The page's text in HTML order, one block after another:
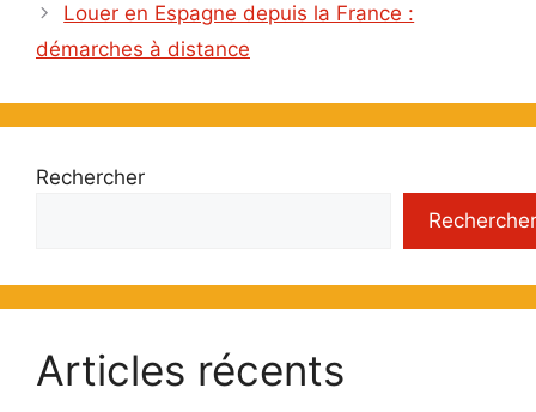
Louer en Espagne depuis la France :
démarches à distance
Rechercher
Rechercher
Articles récents